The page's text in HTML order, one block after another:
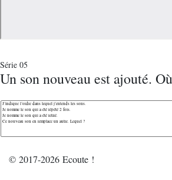
Série 05
Un son nouveau est ajouté.
© 2017-2026 Ecoute !